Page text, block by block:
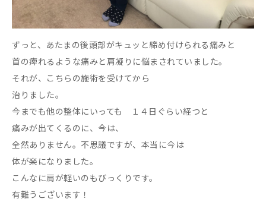
ずっと、あたまの後頭部がキュッと締め付けられる痛みと
首の痺れるような痛みと肩凝りに悩まされていました。
それが、こちらの施術を受けてから
治りました。
今までも他の整体にいっても １４日ぐらい経つと
痛みが出てくるのに、今は、
全然ありません。不思議ですが、本当に今は
体が楽になりました。
こんなに肩が軽いのもびっくりです。
有難うございます！